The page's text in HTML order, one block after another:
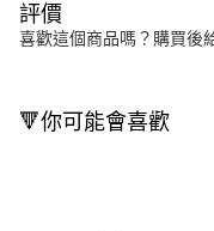
評價
喜歡這個商品嗎？購買後
🔻你可能會喜歡